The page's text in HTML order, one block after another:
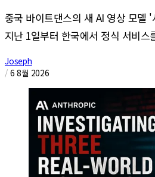
중국 바이트댄스의 새 AI 영상 모
지난 1일부터 한국에서 정식 서비스
Joseph
/ 6 8월 2026